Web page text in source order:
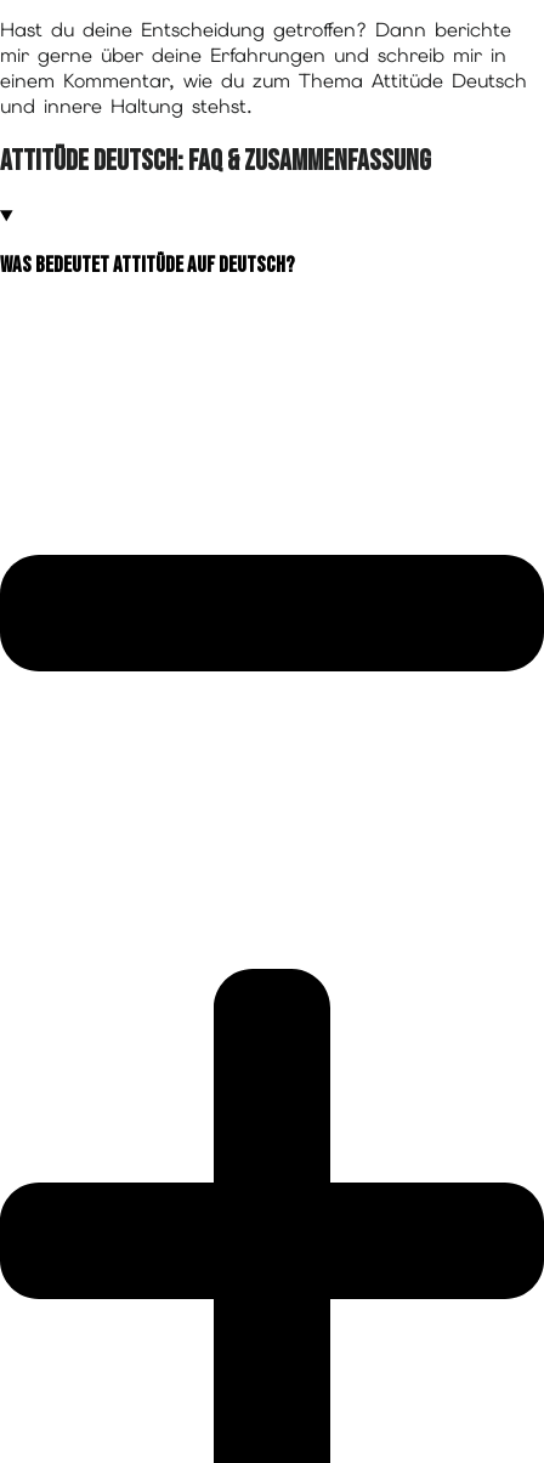
Hast du deine Entscheidung getroffen? Dann berichte
mir gerne über deine Erfahrungen und schreib mir in
einem Kommentar, wie du zum Thema Attitüde Deutsch
und innere Haltung stehst.
Attitüde Deutsch: FAQ & Zusammenfassung
Was bedeutet Attitüde auf Deutsch?